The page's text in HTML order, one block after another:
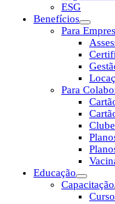
ESG
Benefícios
Para
Para
Educação
Capacitação